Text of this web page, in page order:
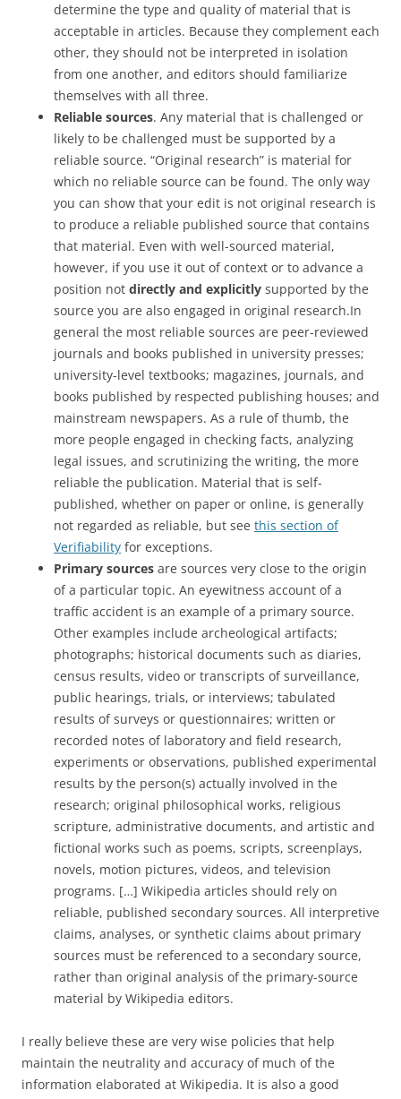
determine the type and quality of material that is
acceptable in articles. Because they complement each
other, they should not be interpreted in isolation
from one another, and editors should familiarize
themselves with all three.
Reliable sources. Any material that is challenged or
likely to be challenged must be supported by a
reliable source. “Original research” is material for
which no reliable source can be found. The only way
you can show that your edit is not original research is
to produce a reliable published source that contains
that material. Even with well-sourced material,
however, if you use it out of context or to advance a
position not directly and explicitly supported by the
source you are also engaged in original research.In
general the most reliable sources are peer-reviewed
journals and books published in university presses;
university-level textbooks; magazines, journals, and
books published by respected publishing houses; and
mainstream newspapers. As a rule of thumb, the
more people engaged in checking facts, analyzing
legal issues, and scrutinizing the writing, the more
reliable the publication. Material that is self-
published, whether on paper or online, is generally
not regarded as reliable, but see this section of
Verifiability for exceptions.
Primary sources are sources very close to the origin
of a particular topic. An eyewitness account of a
traffic accident is an example of a primary source.
Other examples include archeological artifacts;
photographs; historical documents such as diaries,
census results, video or transcripts of surveillance,
public hearings, trials, or interviews; tabulated
results of surveys or questionnaires; written or
recorded notes of laboratory and field research,
experiments or observations, published experimental
results by the person(s) actually involved in the
research; original philosophical works, religious
scripture, administrative documents, and artistic and
fictional works such as poems, scripts, screenplays,
novels, motion pictures, videos, and television
programs. […] Wikipedia articles should rely on
reliable, published secondary sources. All interpretive
claims, analyses, or synthetic claims about primary
sources must be referenced to a secondary source,
rather than original analysis of the primary-source
material by Wikipedia editors.
I really believe these are very wise policies that help
maintain the neutrality and accuracy of much of the
information elaborated at Wikipedia. It is also a good